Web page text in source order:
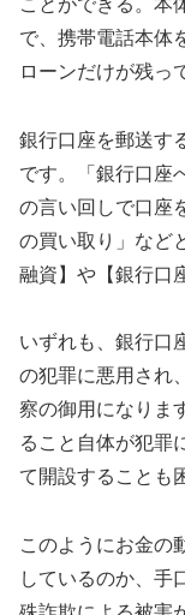
で、携帯電話本体
ローンだけが残っ
銀行口座を郵送す
です。「銀行口座
の言い回しで口座
の買い取り」など
融資】や【銀行口
いずれも、銀行口
の犯罪に悪用され
察の御用になりま
ること自体が犯罪
て開設することも
このようにお金の
しているのか、手